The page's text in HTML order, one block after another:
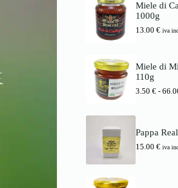
e
r
a
1
6
.
€
Miele di
1000g
13.00 € iva
Miele di
110g
3.50 € -
Pappa
15.00 € iva